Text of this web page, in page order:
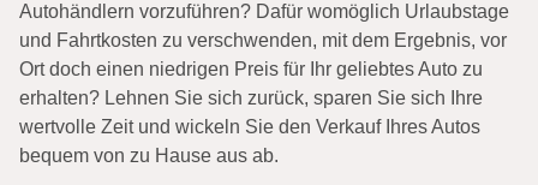
Autohändlern vorzuführen? Dafür womöglich Urlaubstage
und Fahrtkosten zu verschwenden, mit dem Ergebnis, vor
Ort doch einen niedrigen Preis für Ihr geliebtes Auto zu
erhalten? Lehnen Sie sich zurück, sparen Sie sich Ihre
wertvolle Zeit und wickeln Sie den Verkauf Ihres Autos
bequem von zu Hause aus ab.